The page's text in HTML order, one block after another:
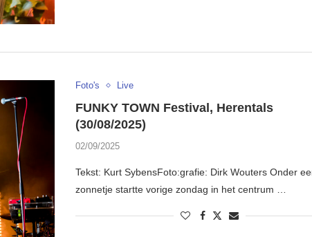
Foto's Live
FUNKY TOWN Festival, Herentals
(30/08/2025)
02/09/2025
Tekst: Kurt SybensFoto:grafie: Dirk Wouters Onder
zonnetje startte vorige zondag in het centrum …